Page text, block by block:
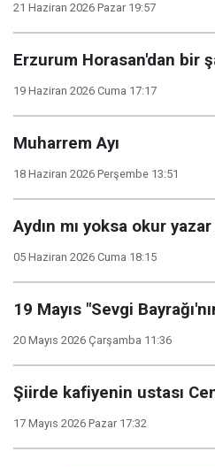
21 Haziran 2026 Pazar 19:57
Erzurum Horasan'dan bir
19 Haziran 2026 Cuma 17:17
Muharrem Ayı
18 Haziran 2026 Perşembe 13:51
Aydın mı yoksa okur yazar
05 Haziran 2026 Cuma 18:15
19 Mayıs "Sevgi
20 Mayıs 2026 Çarşamba 11:36
Şiirde kafiyenin ustası
17 Mayıs 2026 Pazar 17:32